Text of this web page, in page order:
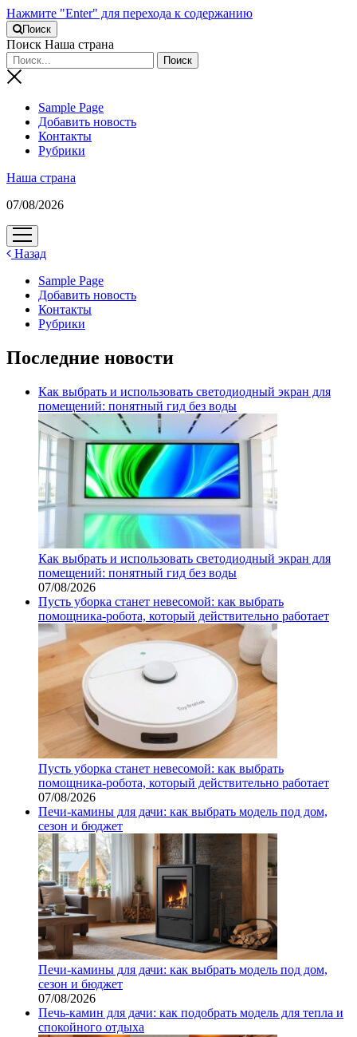
Нажмите "Enter" для перехода к содержанию
Поиск
Поиск Наша страна
Sample Page
Добавить новость
Контакты
Рубрики
Наша страна
07/08/2026
открыть
меню
Назад
Sample Page
Добавить новость
Контакты
Рубрики
Последние новости
Как выбрать и использовать светодиодный экран для
помещений: понятный гид без воды
Как выбрать и использовать светодиодный экран для
помещений: понятный гид без воды
07/08/2026
Пусть уборка станет невесомой: как выбрать
помощника‑робота, который действительно работает
Пусть уборка станет невесомой: как выбрать
помощника‑робота, который действительно работает
07/08/2026
Печи-камины для дачи: как выбрать модель под дом,
сезон и бюджет
Печи-камины для дачи: как выбрать модель под дом,
сезон и бюджет
07/08/2026
Печь-камин для дачи: как подобрать модель для тепла и
спокойного отдыха